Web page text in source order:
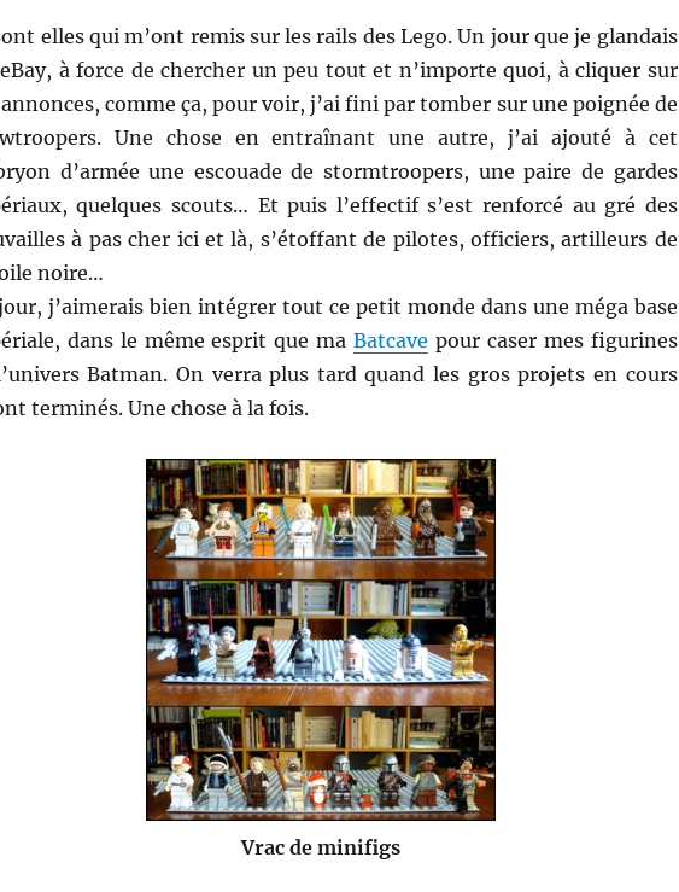
elles qui m’ont remis sur les rails des Lego. Un jour que je glandais
à force de chercher un peu tout et n’importe quoi, à cliquer sur
comme ça, pour voir, j’ai fini par tomber sur une poignée de
Une chose en entraînant une autre, j’ai ajouté à cet
d’armée une escouade de stormtroopers, une paire de gardes
quelques scouts… Et puis l’effectif s’est renforcé au gré des
à pas cher ici et là, s’étoffant de pilotes, officiers, artilleurs de
noire…
j’aimerais bien intégrer tout ce petit monde dans une méga base
dans le même esprit que maBatcave pour caser mes figurines
Batman. On verra plus tard quand les gros projets en cours
terminés. Une chose à la fois.
Vrac de minifigs